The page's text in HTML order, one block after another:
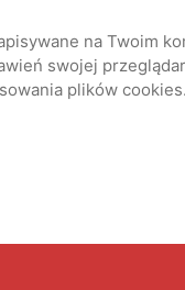
na Twoim
swojej
plików cookies.